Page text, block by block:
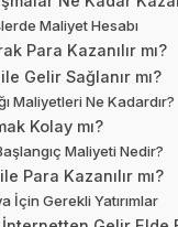
Maliyet Hesabı
Para Kazanılır mı?
Gelir Sağlanır mı?
Maliyetleri Ne Kadardır?
Kolay mı?
Maliyeti Nedir?
Para Kazanılır mı?
İçin Gerekli Yatırımlar